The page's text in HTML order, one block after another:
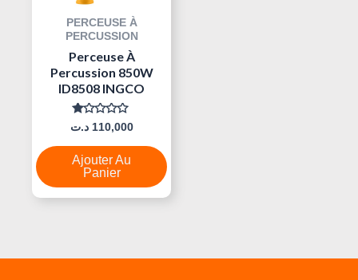
PERCEUSE À
PERCUSSION
Perceuse À
Percussion 850W
ID8508 INGCO
Note
0
Sur
5
110,000 د.ت
Ajouter Au
Panier